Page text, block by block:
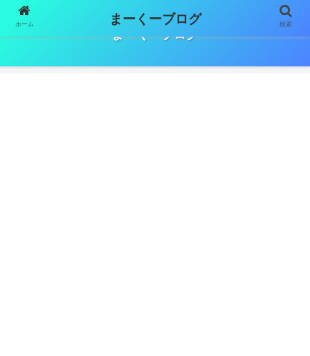
まーくーブログ
ホーム まーくーブログ 検索